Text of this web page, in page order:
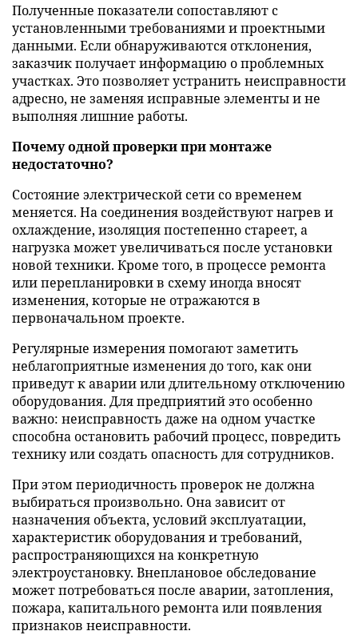
Полученные показатели сопоставляют с
установленными требованиями и проектными
данными. Если обнаруживаются отклонения,
заказчик получает информацию о проблемных
участках. Это позволяет устранить неисправности
адресно, не заменяя исправные элементы и не
выполняя лишние работы.
Почему одной проверки при монтаже
недостаточно?
Состояние электрической сети со временем
меняется. На соединения воздействуют нагрев и
охлаждение, изоляция постепенно стареет, а
нагрузка может увеличиваться после установки
новой техники. Кроме того, в процессе ремонта
или перепланировки в схему иногда вносят
изменения, которые не отражаются в
первоначальном проекте.
Регулярные измерения помогают заметить
неблагоприятные изменения до того, как они
приведут к аварии или длительному отключению
оборудования. Для предприятий это особенно
важно: неисправность даже на одном участке
способна остановить рабочий процесс, повредить
технику или создать опасность для сотрудников.
При этом периодичность проверок не должна
выбираться произвольно. Она зависит от
назначения объекта, условий эксплуатации,
характеристик оборудования и требований,
распространяющихся на конкретную
электроустановку. Внеплановое обследование
может потребоваться после аварии, затопления,
пожара, капитального ремонта или появления
признаков неисправности.